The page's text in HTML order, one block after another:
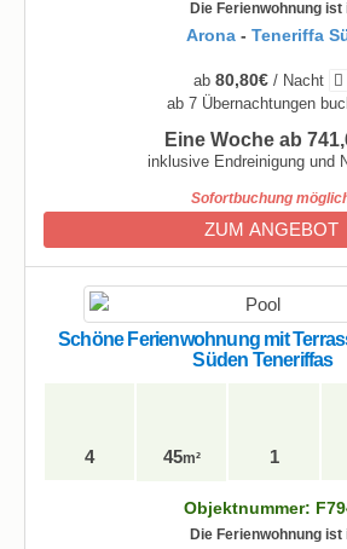
Die Ferienwohnung ist
Arona - Teneriffa
ab 80,80€/ Nacht
ab 7 Übernachtungen
Eine Woche ab
inklusive Endreinigung und
Sofortbuchung
ZUM ANGEBOT
Schöne Ferienwohnung mit
Süden Teneriffas
4 45m² 1
Objektnummer:
Die Ferienwohnung ist